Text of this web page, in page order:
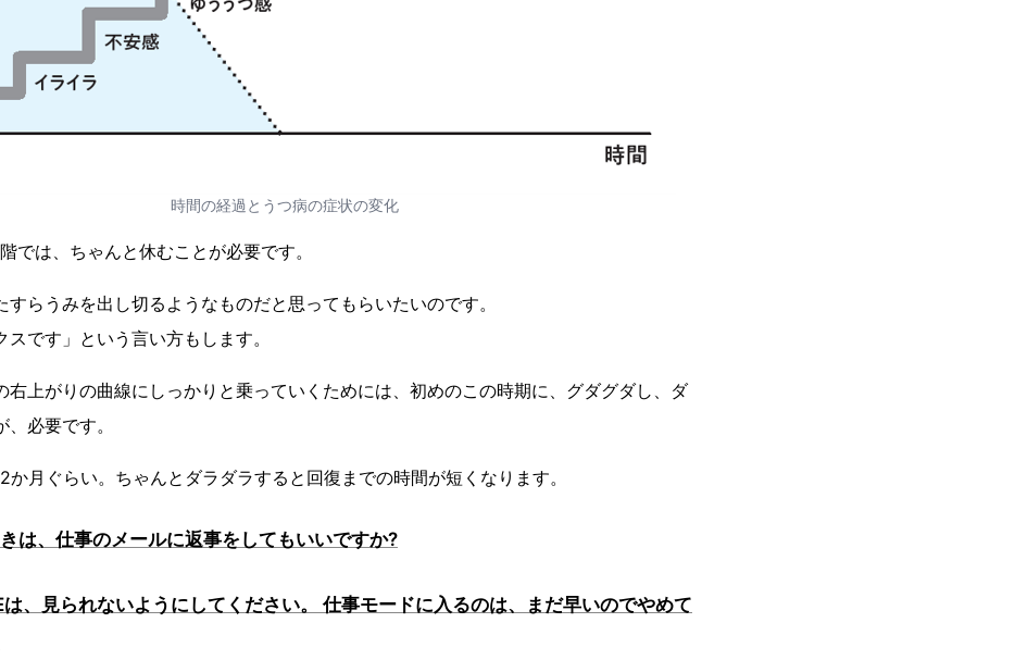
時間の経過とうつ病の症状の変化
では、ちゃんと休むことが必要です。
すらうみを出し切るようなものだと思ってもらいたいのです。
スです」という言い方もします。
右上がりの曲線にしっかりと乗っていくためには、初めのこの時期に、グダグダし、ダ
必要です。
か月ぐらい。ちゃんとダラダラすると回復までの時間が短くなります。
は、仕事のメールに返事をしてもいいですか?
、見られないようにしてください。 仕事モードに入るのは、まだ早いのでやめて